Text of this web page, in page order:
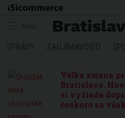
Veľká zmena
Bratislave.
si vyžiada
čoskoro sa